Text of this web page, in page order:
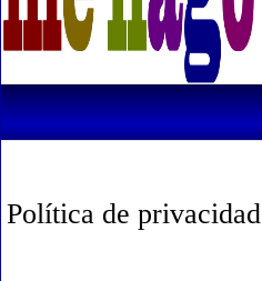
Política de privacidad